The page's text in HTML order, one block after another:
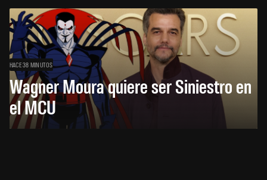
HACE 38 MINUTOS
Wagner Moura quiere ser Siniestro en
el MCU